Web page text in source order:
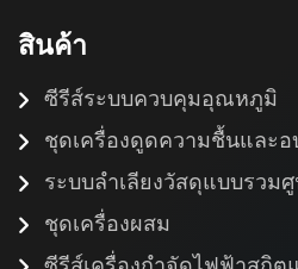
สินค้า
ซีรีส์ระบบควบคุมอุณหภูมิ
ชุดเครื่องดูดความชื้นและอ
ระบบลำเลียงวัสดุแบบรวม
ชุดเครื่องผสม